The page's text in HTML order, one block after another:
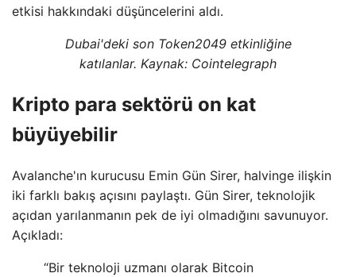
etkisi hakkındaki düşüncelerini aldı.
Dubai'deki son Token2049 etkinliğine
katılanlar. Kaynak: Cointelegraph
Kripto para sektörü on kat
büyüyebilir
Avalanche'ın kurucusu Emin Gün Sirer, halvinge ilişkin
iki farklı bakış açısını paylaştı. Gün Sirer, teknolojik
açıdan yarılanmanın pek de iyi olmadığını savunuyor.
Açıkladı:
“Bir teknoloji uzmanı olarak Bitcoin